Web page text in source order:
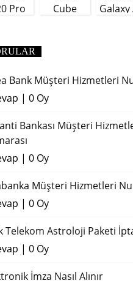
Pro
Cube
Galaxy
Bank Müşteri Hizmetleri
| 0 Oy
Bankası Müşteri
| 0 Oy
Müşteri Hizmetleri
| 0 Oy
Telekom Astroloji Paketi
| 0 Oy
İmza Nasıl Alınır